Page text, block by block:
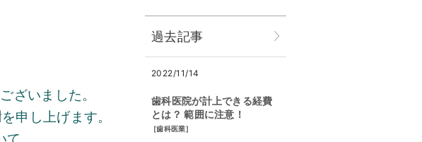
ざいました。
申し上げます。
て
過去記事
2022/11/14
歯科医院が計上できる経費
とは？ 範囲に注意！
[歯科医業]